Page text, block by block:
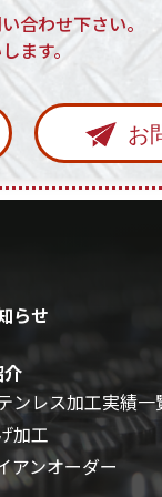
合わせ下さい。
ます。
お
らせ
ンレス加工実績一
加工
アンオーダー